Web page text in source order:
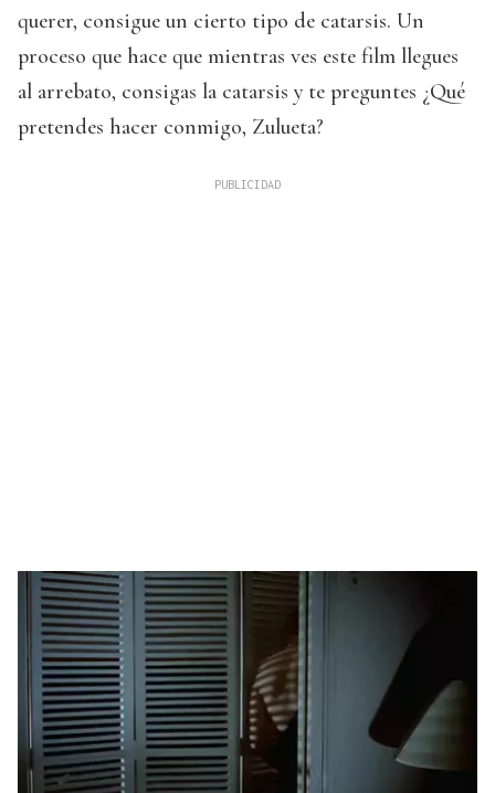
querer, consigue un cierto tipo de catarsis. Un
proceso que hace que mientras ves este film llegues
al arrebato, consigas la catarsis y te preguntes ¿Qué
pretendes hacer conmigo, Zulueta?